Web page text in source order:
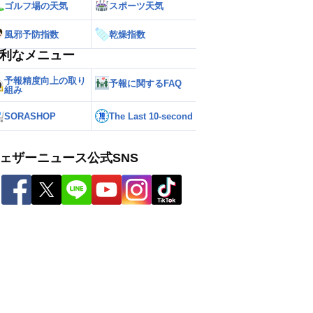
ゴルフ場の天気 スポーツ天気
風邪予防指数 乾燥指数
なメニュー
予報精度向上の取り
組み
予報に関するFAQ
SORASHOP The Last 10-second
ザーニュース公式SNS